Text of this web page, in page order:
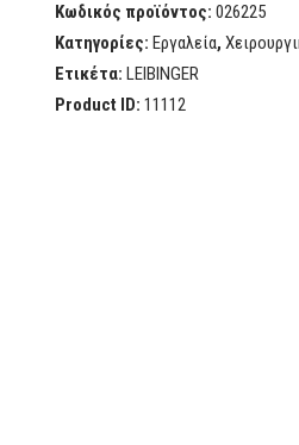
Κωδικός προϊόντος:026225
Κατηγορίες: Εργαλεία,
Ετικέτα: LEIBINGER
Product ID:11112